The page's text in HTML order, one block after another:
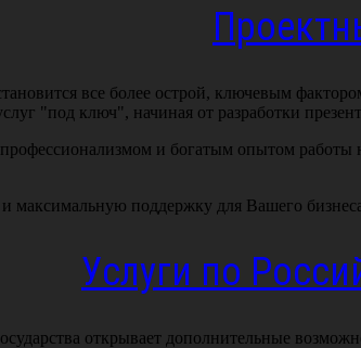
все более острой, ключевым
"под ключ", начиная от разработки
и богатым опытом
поддержку для Вашего
Услуги по
открывает дополнительные